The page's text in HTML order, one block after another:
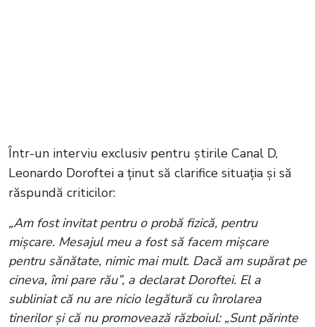
Într-un interviu exclusiv pentru știrile Canal D,
Leonardo Doroftei a ținut să clarifice situația și să
răspundă criticilor:
„Am fost invitat pentru o probă fizică, pentru
mișcare. Mesajul meu a fost să facem mișcare
pentru sănătate, nimic mai mult. Dacă am supărat pe
cineva, îmi pare rău”, a declarat Doroftei. El a
subliniat că nu are nicio legătură cu înrolarea
tinerilor și că nu promovează războiul: „Sunt părinte